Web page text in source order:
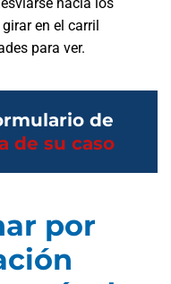
en el carril
para ver.
de
de su caso
por